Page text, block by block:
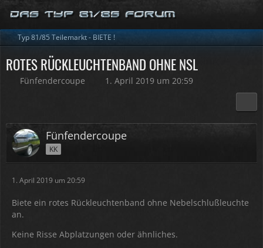
Typ 81/85 Teilemarkt - BIETE !
ROTES RÜCKLEUCHTENBAND OHNE NSL
Fünfendercoupe 1. April 2019 um 20:59
Fünfendercoupe
KK
1. April 2019 um 20:59
Biete ein rotes Rückleuchtenband ohne Nebelschlußleuchte
an.
Keine Risse Abplatzungen oder ähnliches.